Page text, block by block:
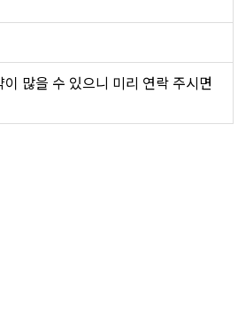
많을 수 있으니 미리 연락 주시면